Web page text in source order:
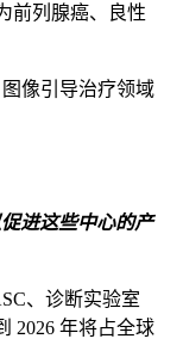
前列腺癌、良性
像引导治疗领域
进这些中心的产
、诊断实验室
2026 年将占全球